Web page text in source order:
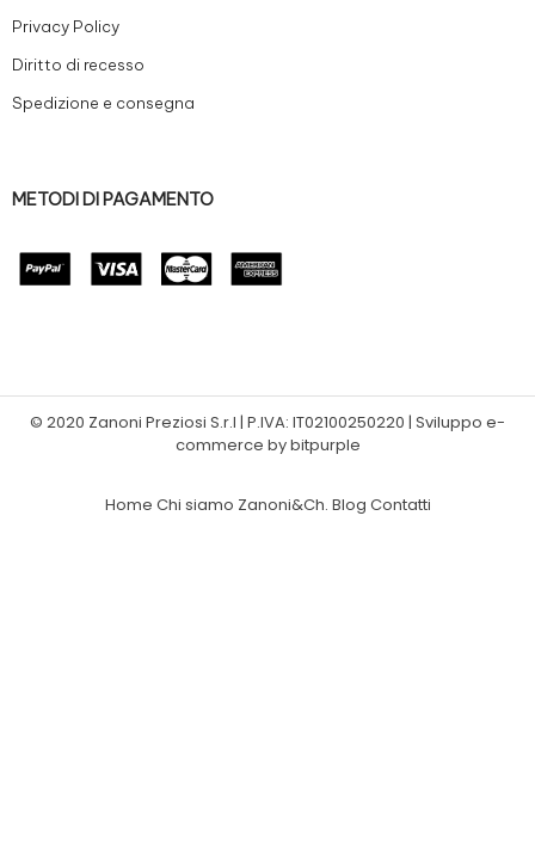
Privacy Policy
Diritto di recesso
Spedizione e consegna
METODI DI PAGAMENTO
© 2020 Zanoni Preziosi S.r.l | P.IVA: IT02100250220 | Sviluppo e-
commerce by bitpurple
Home Chi siamo Zanoni&Ch. Blog Contatti